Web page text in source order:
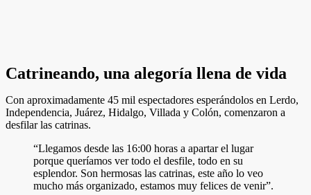
Catrineando, una alegoría llena de vida
Con aproximadamente 45 mil espectadores esperándolos en Lerdo,
Independencia, Juárez, Hidalgo, Villada y Colón, comenzaron a
desfilar las catrinas.
“Llegamos desde las 16:00 horas a apartar el lugar
porque queríamos ver todo el desfile, todo en su
esplendor. Son hermosas las catrinas, este año lo veo
mucho más organizado, estamos muy felices de venir”.